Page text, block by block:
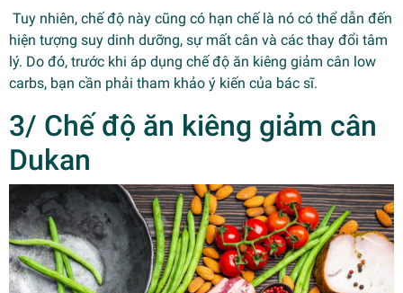
Tuy nhiên, chế độ này cũng có hạn chế là nó có thể dẫn đến
hiện tượng suy dinh dưỡng, sự mất cân và các thay đổi tâm
lý. Do đó, trước khi áp dụng chế độ ăn kiêng giảm cân low
carbs, bạn cần phải tham khảo ý kiến của bác sĩ.
3/ Chế độ ăn kiêng giảm cân
Dukan